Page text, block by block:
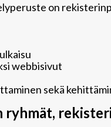
on
webbisivut
sekä